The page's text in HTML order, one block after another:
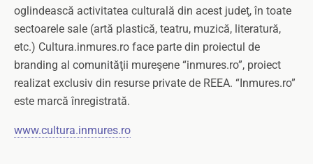
oglindească activitatea culturală din acest judeţ, în toate
sectoarele sale (artă plastică, teatru, muzică, literatură,
etc.) Cultura.inmures.ro face parte din proiectul de
branding al comunităţii mureşene “inmures.ro”, proiect
realizat exclusiv din resurse private de REEA. “Inmures.ro”
este marcă înregistrată.
www.cultura.inmures.ro